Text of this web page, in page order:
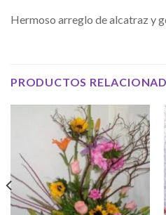
Hermoso arreglo de alcatraz y
PRODUCTOS